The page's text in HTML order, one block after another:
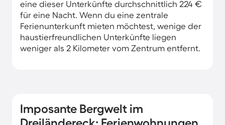
eine dieser Unterkünfte durchschnittlich 224 €
für eine Nacht. Wenn du eine zentrale
Ferienunterkunft mieten möchtest, wenige der
haustierfreundlichen Unterkünfte liegen
weniger als 2 Kilometer vom Zentrum entfernt.
Imposante Bergwelt im